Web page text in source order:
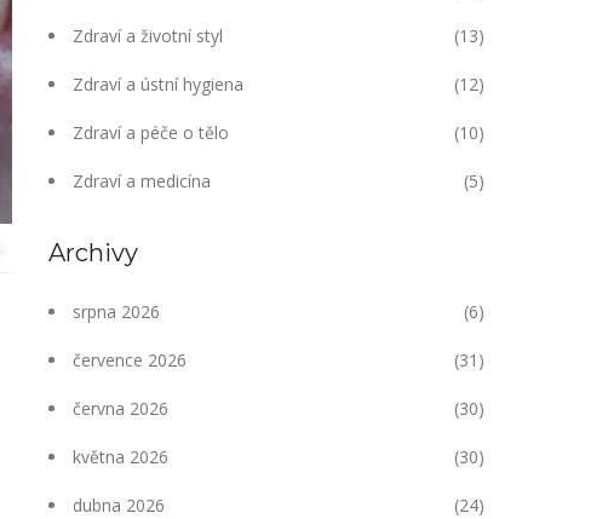
Zdraví a životní styl (13)
Zdraví a ústní hygiena (12)
Zdraví a péče o tělo (10)
Zdraví a medicína (5)
Archivy
srpna 2026 (6)
července 2026 (31)
června 2026 (30)
května 2026 (30)
dubna 2026 (24)